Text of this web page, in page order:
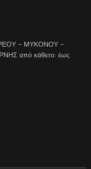
– ΜΥΚΟΝΟΥ –
από κάθετο: έως